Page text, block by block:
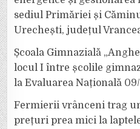
sediul Primăriei și
Urechești, județul
Școala Gimnazială
locul I între școlile
la Evaluarea Națională
Fermierii vrânceni trag
prețuri prea mici la